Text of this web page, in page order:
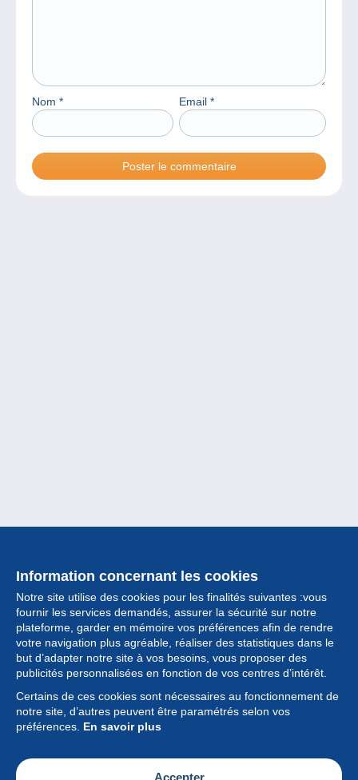
Nom * Email *
Information concernant les cookies
Notre site utilise des cookies pour les finalités suivantes :vous
fournir les services demandés, assurer la sécurité sur notre
plateforme, garder en mémoire vos préférences afin de rendre
votre navigation plus agréable, réaliser des statistiques dans le
but d’adapter notre site à vos besoins, vous proposer des
publicités personnalisées en fonction de vos centres d’intérêt.
Certains de ces cookies sont nécessaires au fonctionnement de
notre site, d’autres peuvent être paramétrés selon vos
préférences. En savoir plus
Accepter
Collection
Actualités
Fonctionnalités
Société